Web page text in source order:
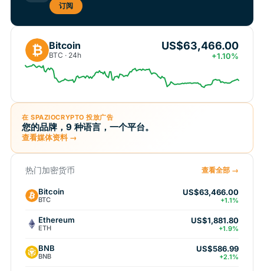
订阅
₿ Bitcoin
BTC · 24h
US$63,466.00
+1.10%
在 SPAZIOCRYPTO 投放广告
您的品牌，9 种语言，一个平台。
查看媒体资料 →
热门加密货币 查看全部 →
Bitcoin
BTC
US$63,466.00
+1.1%
Ethereum
ETH
US$1,881.80
+1.9%
BNB
BNB
US$586.99
+2.1%